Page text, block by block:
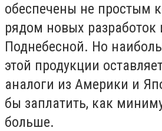
обеспечены не простым
рядом новых разработок
Поднебесной. Но
этой продукции
аналоги из Америки и
бы заплатить, как
больше.